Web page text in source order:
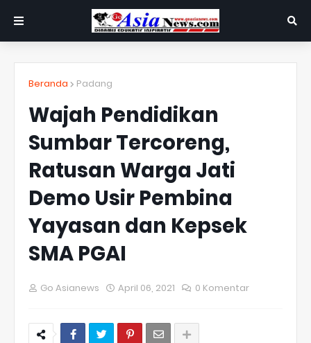
Beranda Padang
Wajah Pendidikan
Sumbar Tercoreng,
Ratusan Warga Jati
Demo Usir Pembina
Yayasan dan Kepsek
SMA PGAI
Go Asianews April 06, 2021 0 Komentar